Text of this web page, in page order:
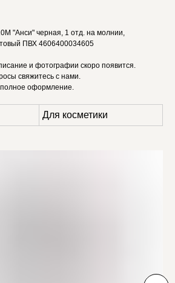
"Анси" черная, 1 отд. на молнии,
ПВХ 4606400034605
и фотографии скоро появится.
свяжитесь с нами.
оформление.
Для косметики